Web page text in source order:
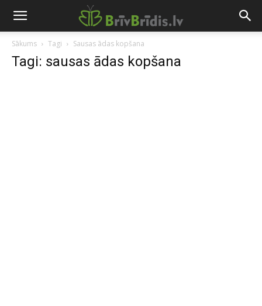
Sākums Tagi Sausas ādas kopšana
Tagi: sausas ādas kopšana